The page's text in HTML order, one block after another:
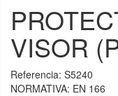
VISOR
Referencia: S5240
NORMATIVA: EN 166